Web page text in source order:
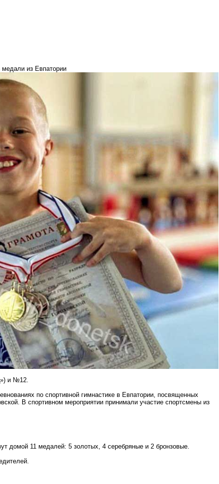
медали из Евпатории
и №12.
по спортивной гимнастике в Евпатории, посвященных
В спортивном мероприятии принимали участие спортсмены из
домой 11 медалей: 5 золотых, 4 серебряные и 2 бронзовые.